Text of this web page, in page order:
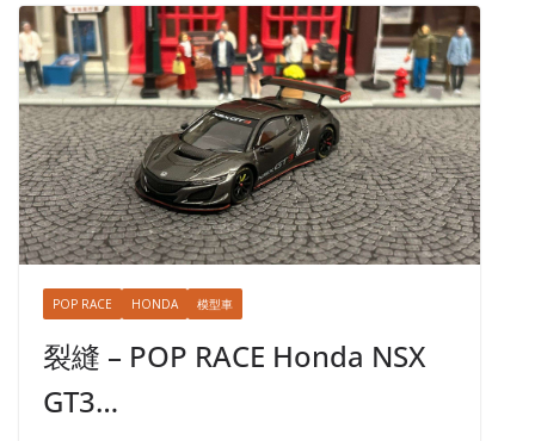
POP RACE HONDA 模型車
裂縫 – POP RACE Honda NSX
GT3…